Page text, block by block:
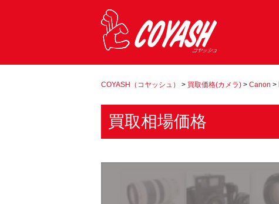
COYASH（コヤッシュ） > 買取価格(カメラ) > Canon >
買取相場価格